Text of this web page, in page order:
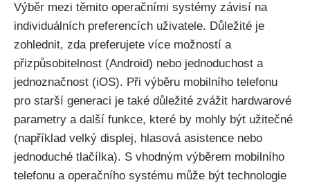
Výběr mezi těmito operačními systémy závisí na
individuálních preferencích uživatele. Důležité je
zohlednit, zda preferujete více možností a
přizpůsobitelnost (Android) nebo jednoduchost a
jednoznačnost (iOS). Při výběru mobilního telefonu
pro starší generaci je také důležité zvážit hardwarové
parametry a další funkce, které by mohly být užitečné
(například velký displej, hlasová asistence nebo
jednoduché tlačílka). S vhodným výběrem mobilního
telefonu a operačního systému může být technologie